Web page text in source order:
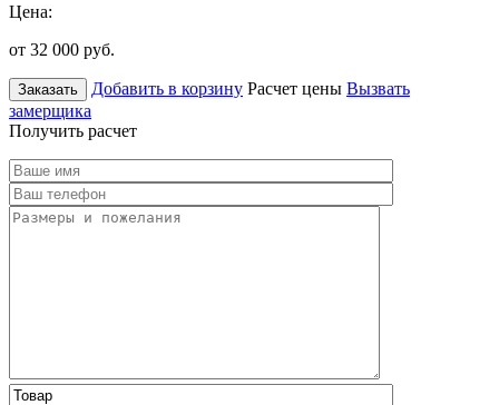
Цена:
от 32 000 руб.
Заказать Добавить в корзину Расчет цены Вызвать
замерщика
Получить расчет